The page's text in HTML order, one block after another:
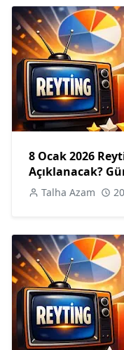
8 Ocak 2026
Açıklanacak?
Talha Azam